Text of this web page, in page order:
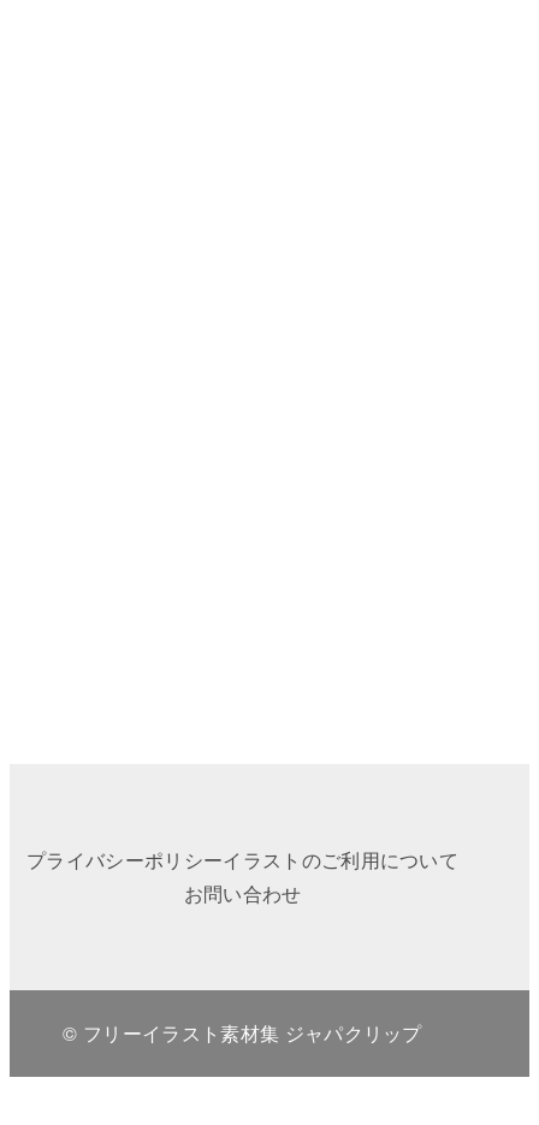
プライバシーポリシーイラストのご利用について
お問い合わせ
© フリーイラスト素材集 ジャパクリップ